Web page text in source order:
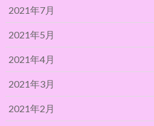
2021年7月
2021年5月
2021年4月
2021年3月
2021年2月